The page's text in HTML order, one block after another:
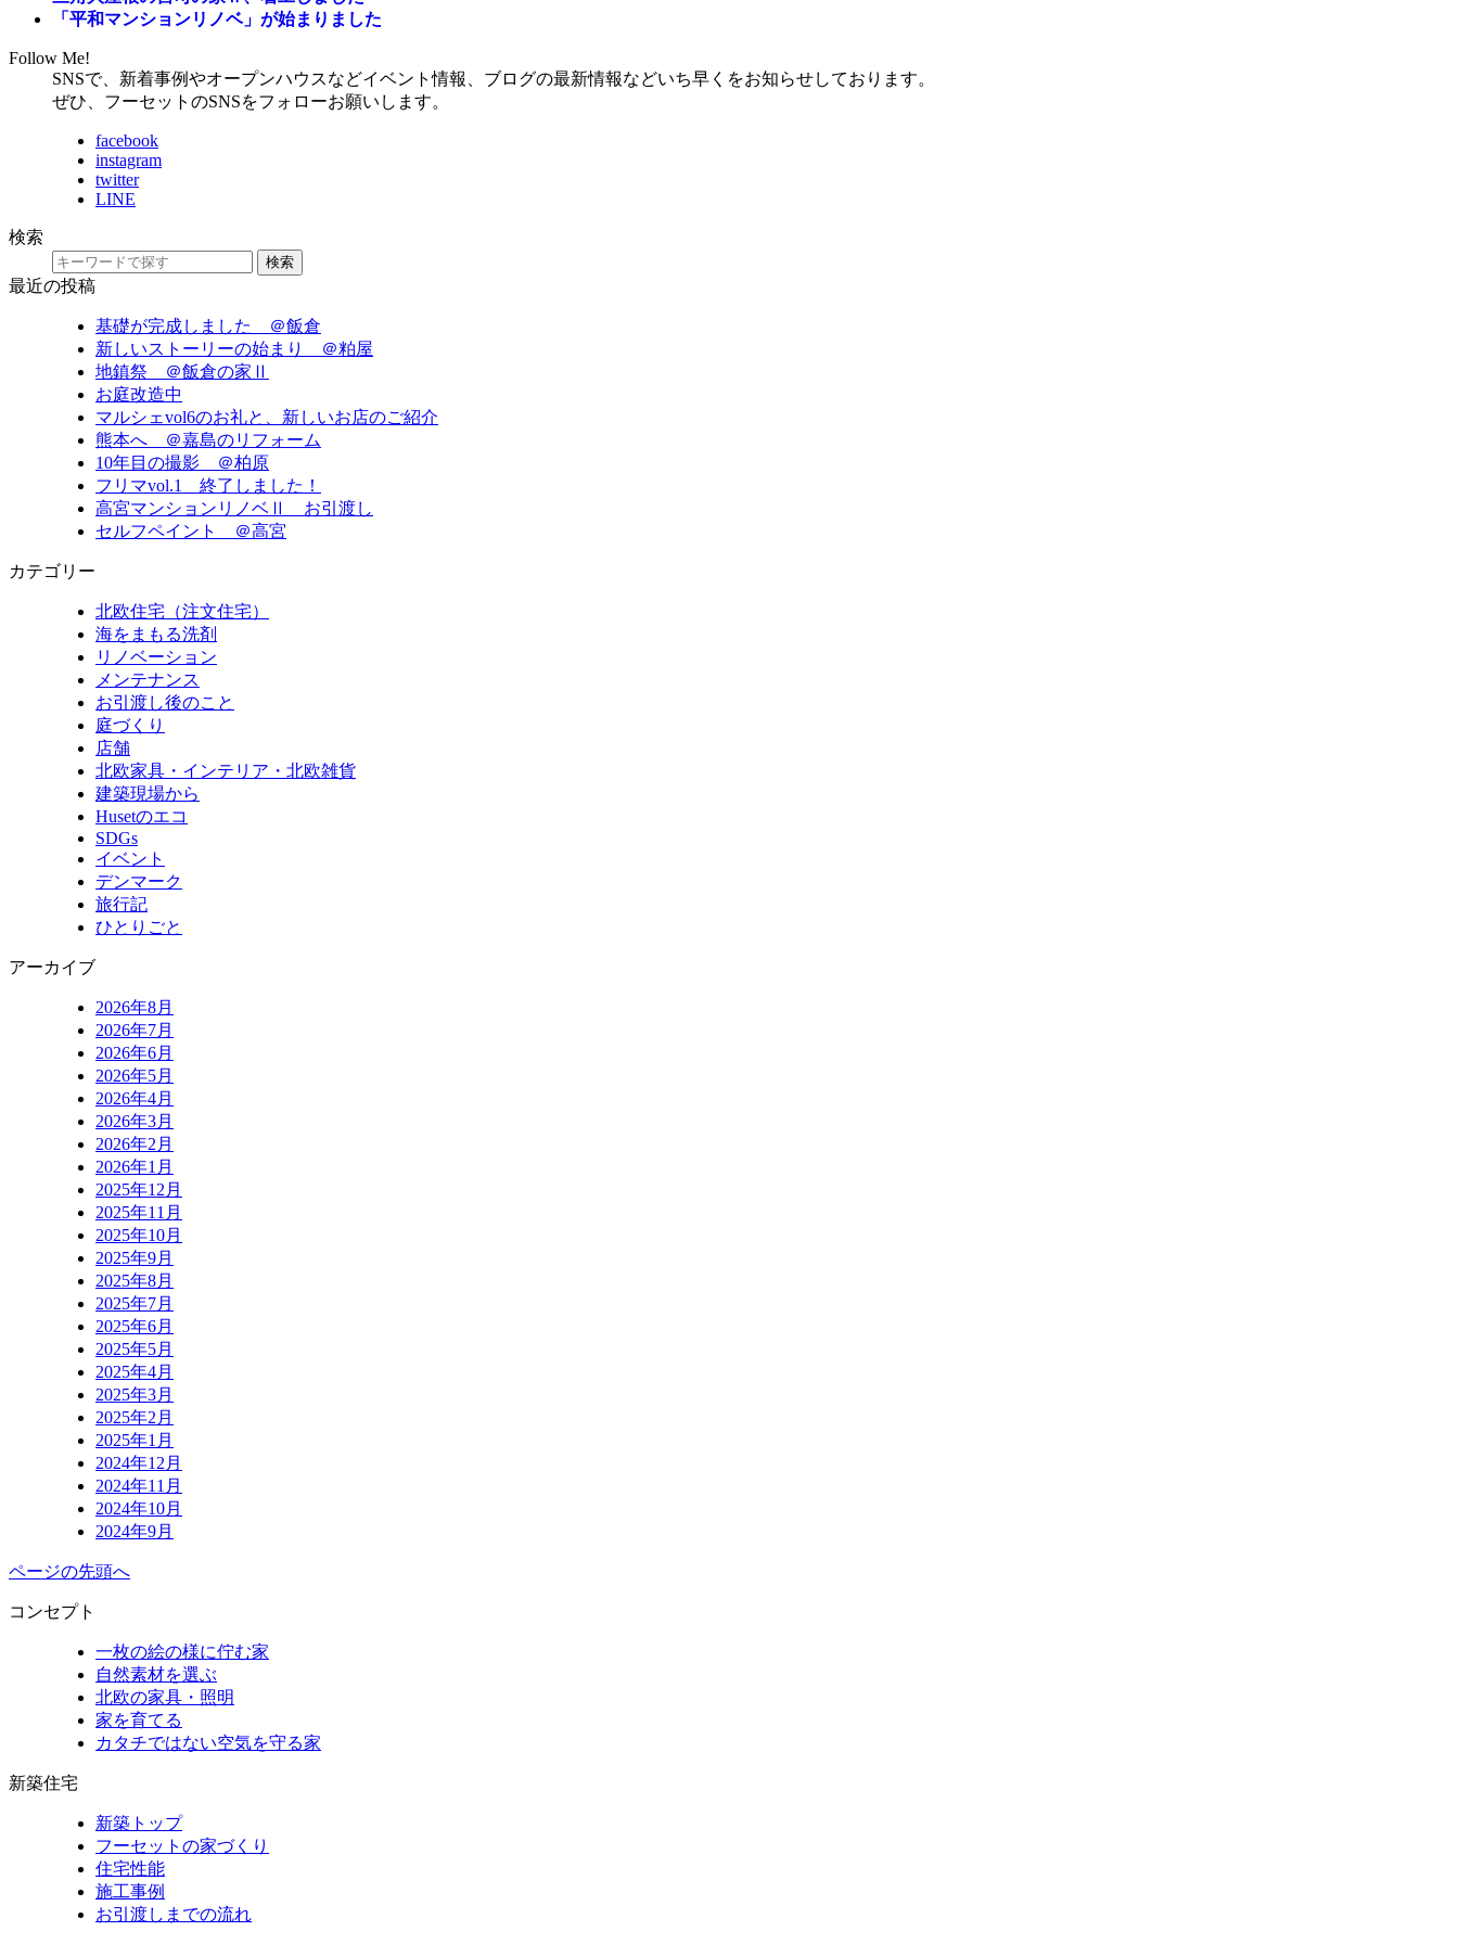
「平和マンションリノベ」が始まりました
Follow Me!
SNSで、新着事例やオープンハウスなどイベント情報、ブログの最新情報などいち早くをお知らせしております。
ぜひ、フーセットのSNSをフォローお願いします。
facebook
instagram
twitter
LINE
検索
検索
最近の投稿
基礎が完成しました ＠飯倉
新しいストーリーの始まり ＠粕屋
地鎮祭 ＠飯倉の家Ⅱ
お庭改造中
マルシェvol6のお礼と、新しいお店のご紹介
熊本へ ＠嘉島のリフォーム
10年目の撮影 ＠柏原
フリマvol.1 終了しました！
高宮マンションリノベⅡ お引渡し
セルフペイント ＠高宮
カテゴリー
北欧住宅（注文住宅）
海をまもる洗剤
リノベーション
メンテナンス
お引渡し後のこと
庭づくり
店舗
北欧家具・インテリア・北欧雑貨
建築現場から
Husetのエコ
SDGs
イベント
デンマーク
旅行記
ひとりごと
アーカイブ
2026年8月
2026年7月
2026年6月
2026年5月
2026年4月
2026年3月
2026年2月
2026年1月
2025年12月
2025年11月
2025年10月
2025年9月
2025年8月
2025年7月
2025年6月
2025年5月
2025年4月
2025年3月
2025年2月
2025年1月
2024年12月
2024年11月
2024年10月
2024年9月
ページの先頭へ
コンセプト
一枚の絵の様に佇む家
自然素材を選ぶ
北欧の家具・照明
家を育てる
カタチではない空気を守る家
新築住宅
新築トップ
フーセットの家づくり
住宅性能
施工事例
お引渡しまでの流れ